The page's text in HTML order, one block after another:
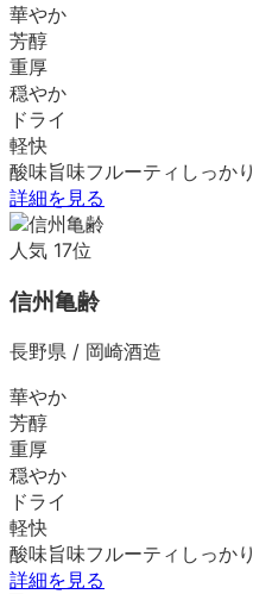
華やか
芳醇
重厚
穏やか
ドライ
軽快
酸味旨味フルーティ しっかり
詳細を見る
人気 17位
信州亀齢
長野県 / 岡崎酒造
華やか
芳醇
重厚
穏やか
ドライ
軽快
酸味旨味フルーティ しっかり
詳細を見る